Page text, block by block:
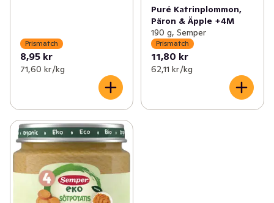
Prismatch
8,95 kr
71,60 kr /kg
Puré Katrinplommon,
Päron & Äpple +4M
190 g, Semper
Prismatch
11,80 kr
62,11 kr /kg